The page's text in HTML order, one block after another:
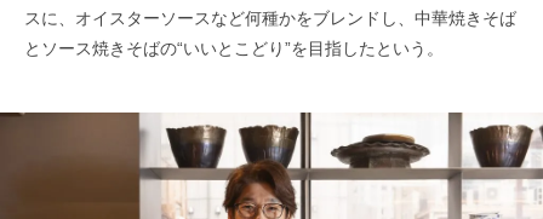
スに、オイスターソースなど何種かをブレンドし、中華焼きそば
とソース焼きそばの“いいとこどり”を目指したという。